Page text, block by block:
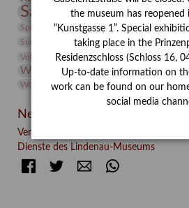
Sammlung Samstagszeichner
Sphinx
studio Studio Bildende
Suermondt-Ludwig-Museum
Volontariat
Walter Rheiner Weihnachten
Werkbetrachtung Winter
Wolf und Hund
Zirkuswoche
Neueste Beiträge
Verschenkt, verkauft, vergessen? –
Dienste des Lindenau-Museums
FacebookTwitter E-mail
the museum has reopened
“Kunstgasse 1”. Special
taking place in the
Residenzschloss (Schloss 16,
Up-to-date information on
work can be found on our
social media